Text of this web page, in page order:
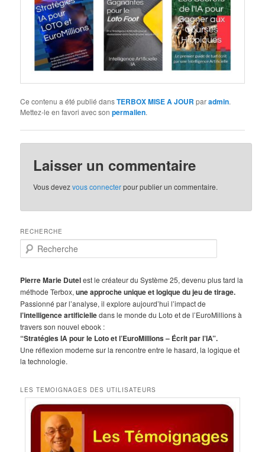
Ce contenu a été publié dansTERBOX MISE A JOUR paradmin.
Mettez-le en favori avec sonpermalien.
Laisser un commentaire
Vous devezvous connecterpour publier un commentaire.
RECHERCHE
e
h
e
r
c
h
e
Pierre Marie Dutelest le créateur du Système 25, devenu plus tard la
méthode Terbox,une approche unique et logique du jeu de tirage.
Passionné par l’analyse, il explore aujourd’hui l’impact de
l’intelligence artificielledans le monde du Loto et de l’EuroMillions à
travers son nouvel ebook :
“Stratégies IA pour le Loto et l’EuroMillions – Écrit par l’IA”.
Une réflexion moderne sur la rencontre entre le hasard, la logique et
la technologie.
LES TEMOIGNAGES DES UTILISATEURS